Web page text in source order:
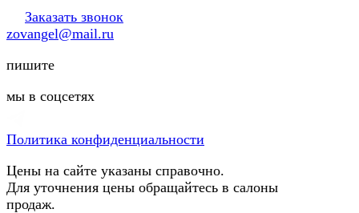
Заказать звонок
zovangel@mail.ru
пишите
мы в соцсетях
Политика конфиденциальности
Цены на сайте указаны справочно.
Для уточнения цены обращайтесь в салоны
продаж.